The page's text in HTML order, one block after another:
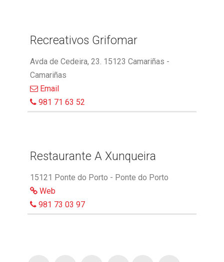
Recreativos Grifomar
Avda de Cedeira, 23. 15123 Camariñas -
Camariñas
Email
981 71 63 52
Restaurante A Xunqueira
15121 Ponte do Porto - Ponte do Porto
Web
981 73 03 97